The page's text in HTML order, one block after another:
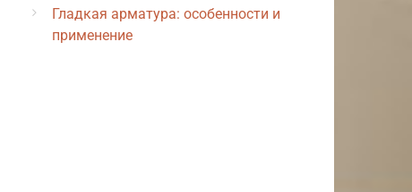
Гладкая арматура: особенности и
применение